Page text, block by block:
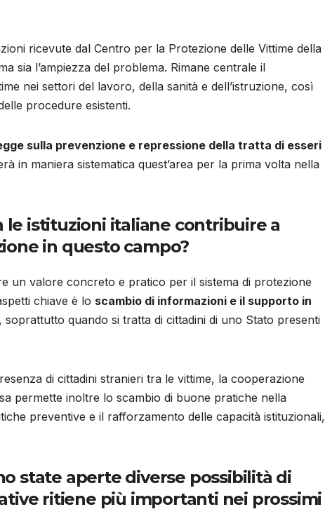
ricevute dal Centro per la Protezione delle Vittime della
sia l’ampiezza del problema. Rimane centrale il
nei settori del lavoro, della sanità e dell’istruzione, così
procedure esistenti.
sulla prevenzione e repressione della tratta di esseri
in maniera sistematica quest’area per la prima volta nella
le istituzioni italiane contribuire a
in questo campo?
un valore concreto e pratico per il sistema di protezione
chiave è lo scambio di informazioni e il supporto in
, soprattutto quando si tratta di cittadini di uno Stato presenti
di cittadini stranieri tra le vittime, la cooperazione
permette inoltre lo scambio di buone pratiche nella
preventive e il rafforzamento delle capacità istituzionali,
state aperte diverse possibilità di
ritiene più importanti nei prossimi